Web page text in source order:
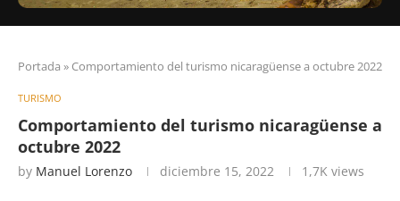
Portada » Comportamiento del turismo nicaragüense a octubre 2022
TURISMO
Comportamiento del turismo nicaragüense a
octubre 2022
by Manuel Lorenzo diciembre 15, 2022 1,7K views